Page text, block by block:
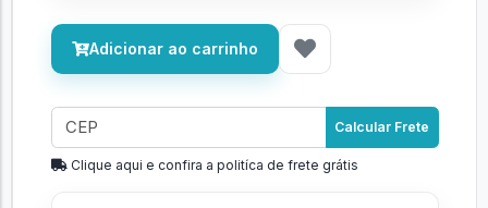
Adicionar ao carrinho
Calcular Frete
Clique aqui e confira a politíca de frete grátis